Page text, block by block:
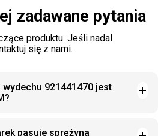
zadawane pytania
produktu. Jeśli nadal
się z nami.
921441470 jest
pasuje sprężyna